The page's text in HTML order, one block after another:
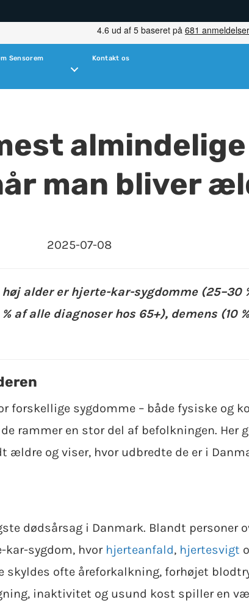
Sensorem Kontakt os
almindelige
man bliver
2025-07-08
alder er hjerte-kar-sygdomme (25–30
af alle diagnoser hos 65+), demens (10
forskellige sygdomme – både fysiske og
rammer en stor del af befolkningen. Her
og viser, hvor udbredte de er i
dødsårsag i Danmark. Blandt personer
kar-sygdom, hvor hjerteanfald, hjertesvigt
skyldes ofte åreforkalkning, forhøjet
inaktivitet og usund kost spiller en